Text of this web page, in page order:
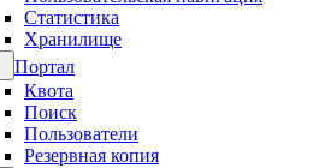
Статистика
Хранилище
Портал
Квота
Поиск
Пользователи
Резервная копия